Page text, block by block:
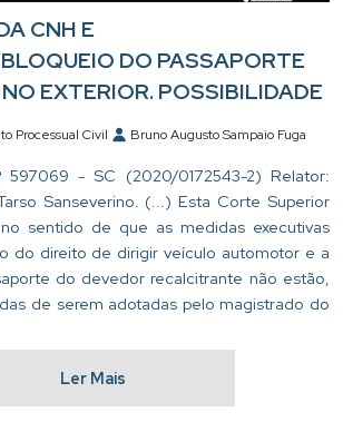
CNH E
DO PASSAPORTE
EXTERIOR. POSSIBILIDADE
Processual Civil Bruno Augusto Sampaio Fuga
597069 - SC (2020/0172543-2) Relator:
Sanseverino. (...) Esta Corte Superior
sentido de que as medidas executivas
do direito de dirigir veículo automotor e a
do devedor recalcitrante não estão,
de serem adotadas pelo magistrado do
Ler Mais